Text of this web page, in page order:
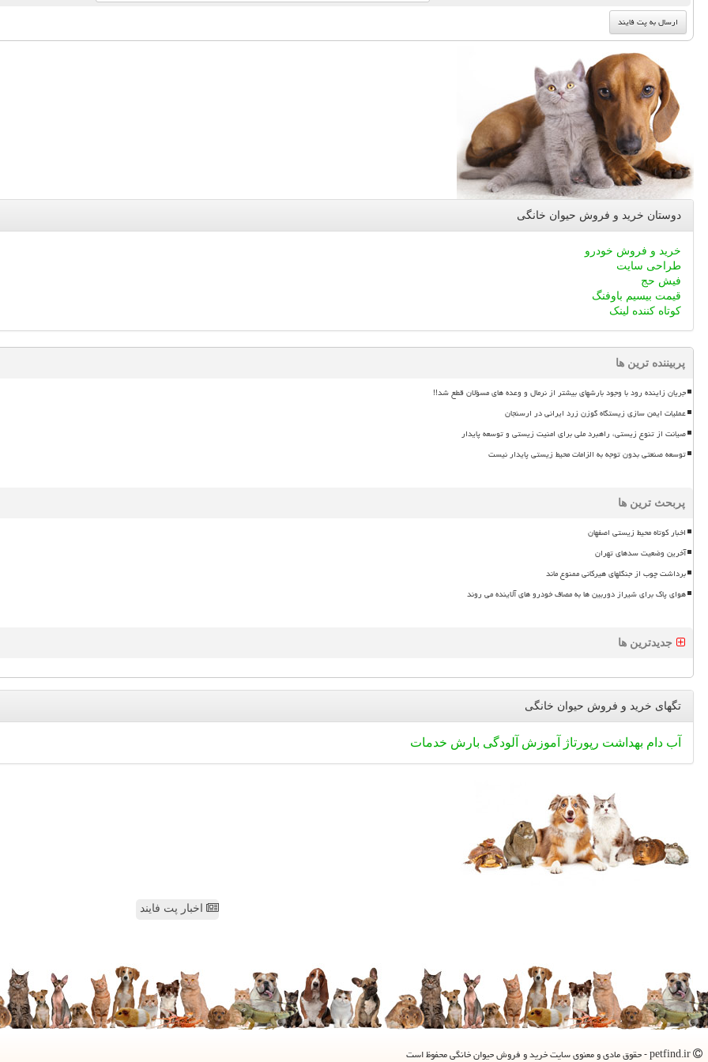
دوستان خرید و فروش حیوان خانگی
خرید و فروش خودرو
طراحی سایت
فیش حج
قیمت بیسیم باوفنگ
کوتاه کننده لینک
پربیننده ترین ها
جریان زاینده رود با وجود بارشهای بیشتر از نرمال و وعده های مسؤلان قطع شد!!
عملیات ایمن سازی زیستگاه گوزن زرد ایرانی در ارسنجان
صیانت از تنوع زیستی، راهبرد ملی برای امنیت زیستی و توسعه پایدار
توسعه صنعتی بدون توجه به الزامات محیط زیستی پایدار نیست
پربحث ترین ها
اخبار کوتاه محیط زیستی اصفهان
آخرین وضعیت سدهای تهران
برداشت چوب از جنگلهای هیرکانی ممنوع ماند
هوای پاک برای شیراز دوربین ها به مصاف خودرو های آلاینده می روند
جدیدترین ها
تگهای خرید و فروش حیوان خانگی
آب دام بهداشت رپورتاژ آموزش آلودگی بارش خدمات
اخبار پت فایند